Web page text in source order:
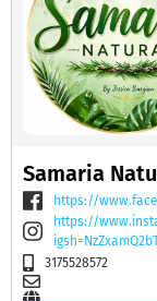
Samaria
https://
https://
3175528572